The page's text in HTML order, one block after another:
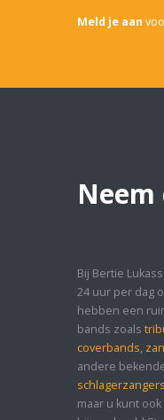
Meld je aan
Bij Bertie
24 uur per dag
hebben een
bands zoals
coverbands,
andere
schlagerzangers
maar u kunt